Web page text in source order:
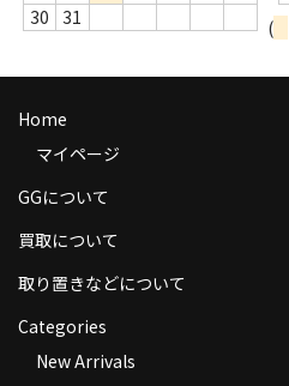
Help
送料
商品の発送
返品
コンディション
Privacy Policy
30
31
(
Home
マイページ
GGについて
買取について
取り置きなどについて
Categories
New Arrivals